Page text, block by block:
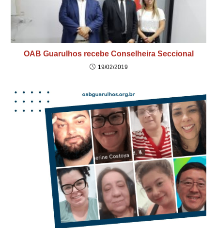
OAB Guarulhos recebe Conselheira Seccional
19/02/2019